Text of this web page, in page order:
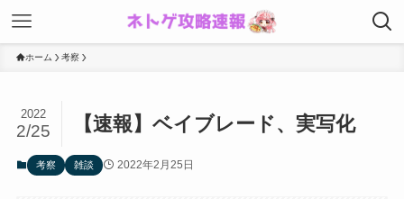
ホーム 考察
【速報】ベイブレード、実写化
2022
2/25
考察 雑談 2022年2月25日